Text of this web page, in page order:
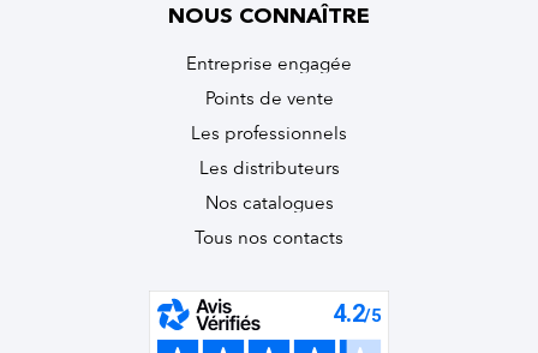
NOUS CONNAÎTRE
Entreprise engagée
Points de vente
Les professionnels
Les distributeurs
Nos catalogues
Tous nos contacts